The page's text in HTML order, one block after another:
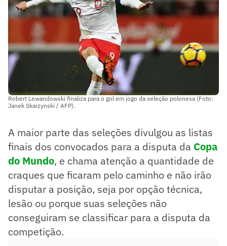
Robert Lewandowski finaliza para o gol em jogo da seleção polonesa (Foto:
Janek Skarzynski / AFP).
A maior parte das seleções divulgou as listas
finais dos convocados para a disputa da Copa
do Mundo, e chama atenção a quantidade de
craques que ficaram pelo caminho e não irão
disputar a posição, seja por opção técnica,
lesão ou porque suas seleções não
conseguiram se classificar para a disputa da
competição.